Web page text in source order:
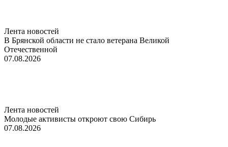
Лента новостей
В Брянской области не стало ветерана Великой
Отечественной
07.08.2026
Лента новостей
Молодые активисты откроют свою Сибирь
07.08.2026